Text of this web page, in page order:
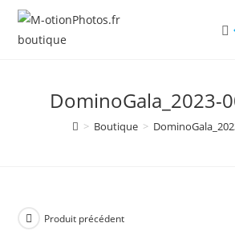
Skip
content
DominoGala_2023-
> Boutique >
Produit précédent